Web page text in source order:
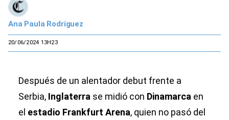
Ana Paula Rodríguez
20/06/2024 13H23
Después de un alentador debut frente a
Serbia, Inglaterra se midió con Dinamarca en
el estadio Frankfurt Arena, quien no pasó del